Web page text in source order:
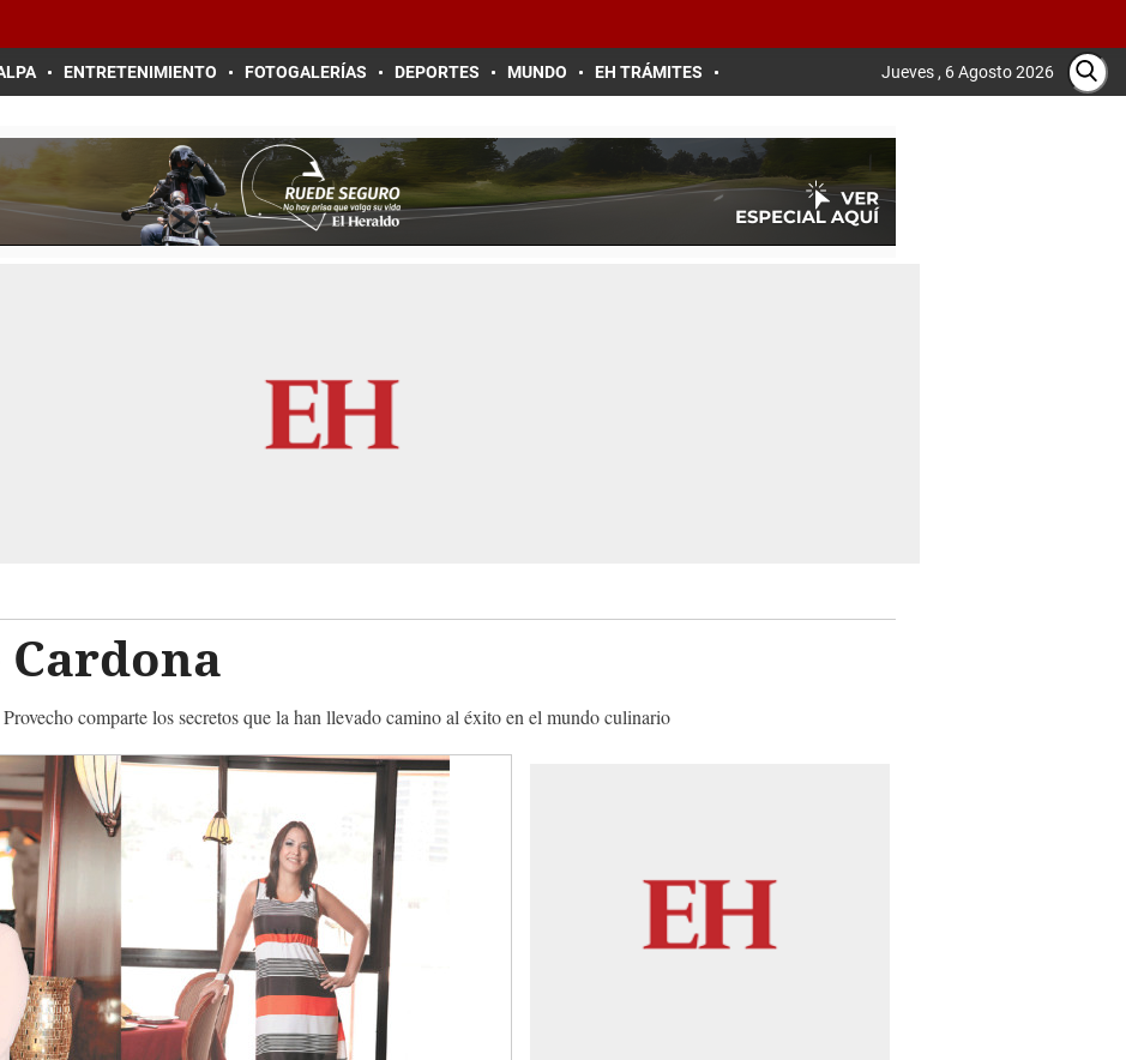
ENTRETENIMIENTO FOTOGALERÍAS DEPORTES MUNDO EH TRÁMITES Jueves , 6 Agosto 2026
Cardona
comparte los secretos que la han llevado camino al éxito en el mundo culinario